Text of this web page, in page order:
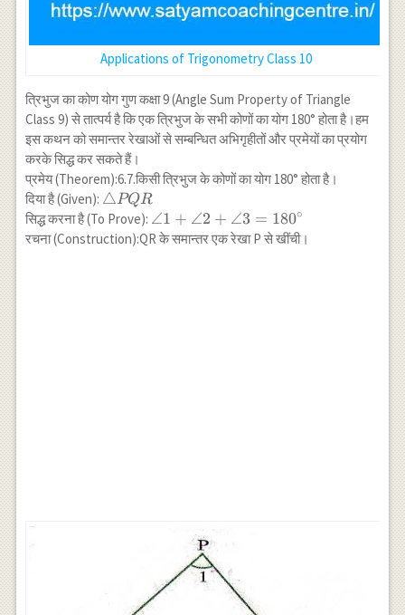
Applications of Trigonometry Class 10
त्रिभुज का कोण योग गुण कक्षा 9 (Angle Sum Property of Triangle
Class 9) से तात्पर्य है कि एक त्रिभुज के सभी कोणों का योग 180° होता है।हम
इस कथन को समान्तर रेखाओं से सम्बन्धित अभिगृहीतों और प्रमेयों का प्रयोग
करके सिद्ध कर सकते हैं।
प्रमेय (Theorem):6.7.किसी त्रिभुज के कोणों का योग 180° होता है।
दिया है (Given): \triangle
PQR
△PQR
सिद्ध करना है (To Prove): \angle
1+\angle
∠1 + ∠2 + ∠3 = 180∘
रचना (Construction):QR के समान्तर एक रेखा P से खींची।